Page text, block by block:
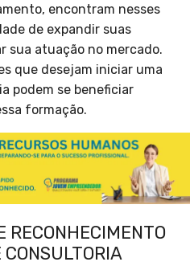
encontram nesses
de expandir suas
sua atuação no mercado.
que desejam iniciar uma
podem se beneficiar
formação.
RECONHECIMENTO
CONSULTORIA